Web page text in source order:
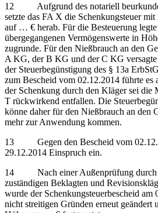
12 Aufgrund des notariell
setzte das FA X die Schenkungsteuer
auf … € herab. Für die Besteuerung
übergegangenen Vermögenswerte in
zugrunde. Für den Nießbrauch an den
A KG, der B KG und der C KG
der Steuerbegünstigung des § 13a
zum Bescheid vom 02.12.2014 führte es
der Schenkung durch den Kläger sei die
T rückwirkend entfallen. Die
könne daher für den Nießbrauch an den
mehr zur Anwendung kommen.
13 Gegen den Bescheid vom
29.12.2014 Einspruch ein.
14 Nach einer Außenprüfung durch
zuständigen Beklagten und
wurde der Schenkungsteuerbescheid am
nicht streitigen Gründen erneut geändert